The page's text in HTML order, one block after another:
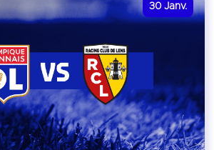
30 Janv.